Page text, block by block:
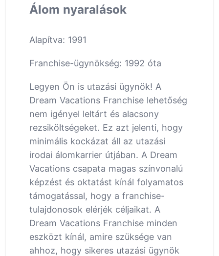
Álom nyaralások
Alapítva: 1991
Franchise-ügynökség: 1992 óta
Legyen Ön is utazási ügynök! A
Dream Vacations Franchise lehetőség
nem igényel leltárt és alacsony
rezsiköltségeket. Ez azt jelenti, hogy
minimális kockázat áll az utazási
irodai álomkarrier útjában. A Dream
Vacations csapata magas színvonalú
képzést és oktatást kínál folyamatos
támogatással, hogy a franchise-
tulajdonosok elérjék céljaikat. A
Dream Vacations Franchise minden
eszközt kínál, amire szüksége van
ahhoz, hogy sikeres utazási ügynök